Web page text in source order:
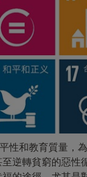
和教育質量，為
逆轉貧窮的惡性